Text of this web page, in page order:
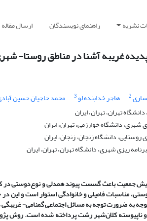
نشریه راهنمای نویسندگان ارسال مقاله
غریبه آشنا در مناطق روستا-
2 هاجر خدابنده لو3 محمد حاجیان حسین
تهران، تهران، ایران
شهری، دانشگاه خوارزمی، تهران، ایران
دانشگاه زنجان، زنجان، ایران
ریزی شهری، دانشگاه تهران، تهران، ایران
جمعیت باعث گسست پیوند همدلی و نوع‌دوستی در
مناسبات فامیلی و خانوادگی استوار است و
به‌ ضرورت توجه به مسائل اجتماعی گمنامی-
ناپیوسته کلان‌شهر رشت پرداخته‌ شده است. روش